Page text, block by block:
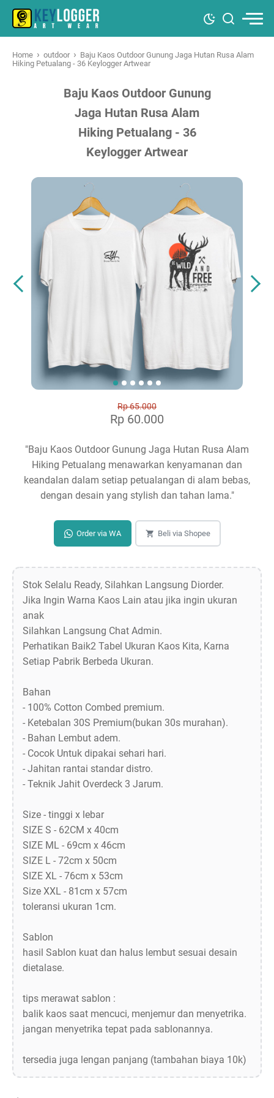
Home › outdoor › Baju Kaos Outdoor Gunung Jaga Hutan Rusa Alam
Hiking Petualang - 36 Keylogger Artwear
Baju Kaos Outdoor Gunung
Jaga Hutan Rusa Alam
Hiking Petualang - 36
Keylogger Artwear
Rp 65.000
Rp 60.000
"Baju Kaos Outdoor Gunung Jaga Hutan Rusa Alam
Hiking Petualang menawarkan kenyamanan dan
keandalan dalam setiap petualangan di alam bebas,
dengan desain yang stylish dan tahan lama."
Order via WA Beli via Shopee
Stok Selalu Ready, Silahkan Langsung Diorder.
Jika Ingin Warna Kaos Lain atau jika ingin ukuran
anak
Silahkan Langsung Chat Admin.
Perhatikan Baik2 Tabel Ukuran Kaos Kita, Karna
Setiap Pabrik Berbeda Ukuran.
Bahan
- 100% Cotton Combed premium.
- Ketebalan 30S Premium(bukan 30s murahan).
- Bahan Lembut adem.
- Cocok Untuk dipakai sehari hari.
- Jahitan rantai standar distro.
- Teknik Jahit Overdeck 3 Jarum.
Size - tinggi x lebar
SIZE S - 62CM x 40cm
SIZE ML - 69cm x 46cm
SIZE L - 72cm x 50cm
SIZE XL - 76cm x 53cm
Size XXL - 81cm x 57cm
toleransi ukuran 1cm.
Sablon
hasil Sablon kuat dan halus lembut sesuai desain
dietalase.
tips merawat sablon :
balik kaos saat mencuci, menjemur dan menyetrika.
jangan menyetrika tepat pada sablonannya.
tersedia juga lengan panjang (tambahan biaya 10k)